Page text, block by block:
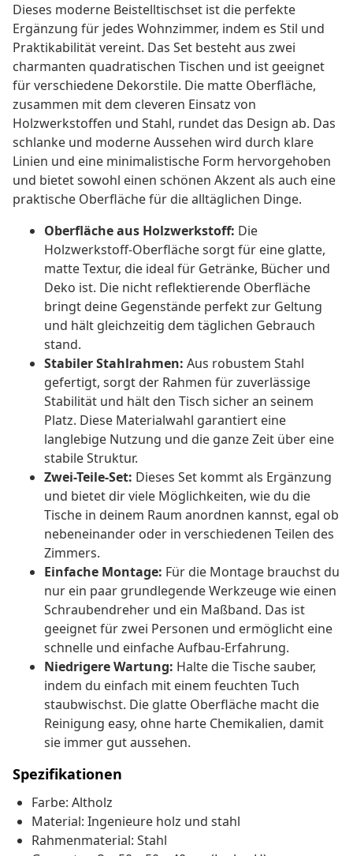
Dieses moderne Beistelltischset ist die perfekte
Ergänzung für jedes Wohnzimmer, indem es Stil und
Praktikabilität vereint. Das Set besteht aus zwei
charmanten quadratischen Tischen und ist geeignet
für verschiedene Dekorstile. Die matte Oberfläche,
zusammen mit dem cleveren Einsatz von
Holzwerkstoffen und Stahl, rundet das Design ab. Das
schlanke und moderne Aussehen wird durch klare
Linien und eine minimalistische Form hervorgehoben
und bietet sowohl einen schönen Akzent als auch eine
praktische Oberfläche für die alltäglichen Dinge.
Oberfläche aus Holzwerkstoff: Die
Holzwerkstoff-Oberfläche sorgt für eine glatte,
matte Textur, die ideal für Getränke, Bücher und
Deko ist. Die nicht reflektierende Oberfläche
bringt deine Gegenstände perfekt zur Geltung
und hält gleichzeitig dem täglichen Gebrauch
stand.
Stabiler Stahlrahmen: Aus robustem Stahl
gefertigt, sorgt der Rahmen für zuverlässige
Stabilität und hält den Tisch sicher an seinem
Platz. Diese Materialwahl garantiert eine
langlebige Nutzung und die ganze Zeit über eine
stabile Struktur.
Zwei-Teile-Set: Dieses Set kommt als Ergänzung
und bietet dir viele Möglichkeiten, wie du die
Tische in deinem Raum anordnen kannst, egal ob
nebeneinander oder in verschiedenen Teilen des
Zimmers.
Einfache Montage: Für die Montage brauchst du
nur ein paar grundlegende Werkzeuge wie einen
Schraubendreher und ein Maßband. Das ist
geeignet für zwei Personen und ermöglicht eine
schnelle und einfache Aufbau-Erfahrung.
Niedrigere Wartung: Halte die Tische sauber,
indem du einfach mit einem feuchten Tuch
staubwischst. Die glatte Oberfläche macht die
Reinigung easy, ohne harte Chemikalien, damit
sie immer gut aussehen.
Spezifikationen
Farbe: Altholz
Material: Ingenieure holz und stahl
Rahmenmaterial: Stahl